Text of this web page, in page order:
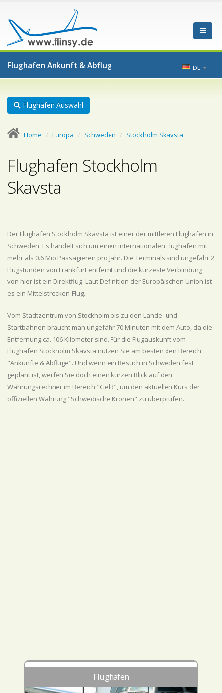
Flughafen Ankunft & Abflug DE
Flughafen Auswahl
Home Europa Schweden Stockholm Skavsta
Flughafen Stockholm
Skavsta
Der Flughafen Stockholm Skavsta ist einer der mittleren Flughäfen in
Schweden. Es handelt sich um einen internationalen Flughafen mit
mehr als 0.6 Mio Passagieren pro Jahr. Die Terminals sind ungefähr 2
Flugstunden von Frankfurt entfernt und die kürzeste Verbindung
von hier ist ein Direktflug. Laut Definition der Europäischen Union ist
es ein Mittelstrecken-Flug.
Vom Stadtzentrum von Stockholm bis zu den Lande- und
Startbahnen braucht man ungefähr 70 Minuten mit dem Auto, da die
Entfernung ca. 106 Kilometer sind. Für die Flugauskunft vom
Flughafen Stockholm Skavsta nutzen Sie am besten den Bereich
"Ankünfte & Abflüge". Und wenn ein Besuch in Schweden fest
geplant ist, werfen Sie doch einen kurzen Blick auf den
Währungsrechner im Bereich "Geld", um den aktuellen Kurs der
offiziellen Währung "Schwedische Kronen" zu überprüfen.
Flughafen